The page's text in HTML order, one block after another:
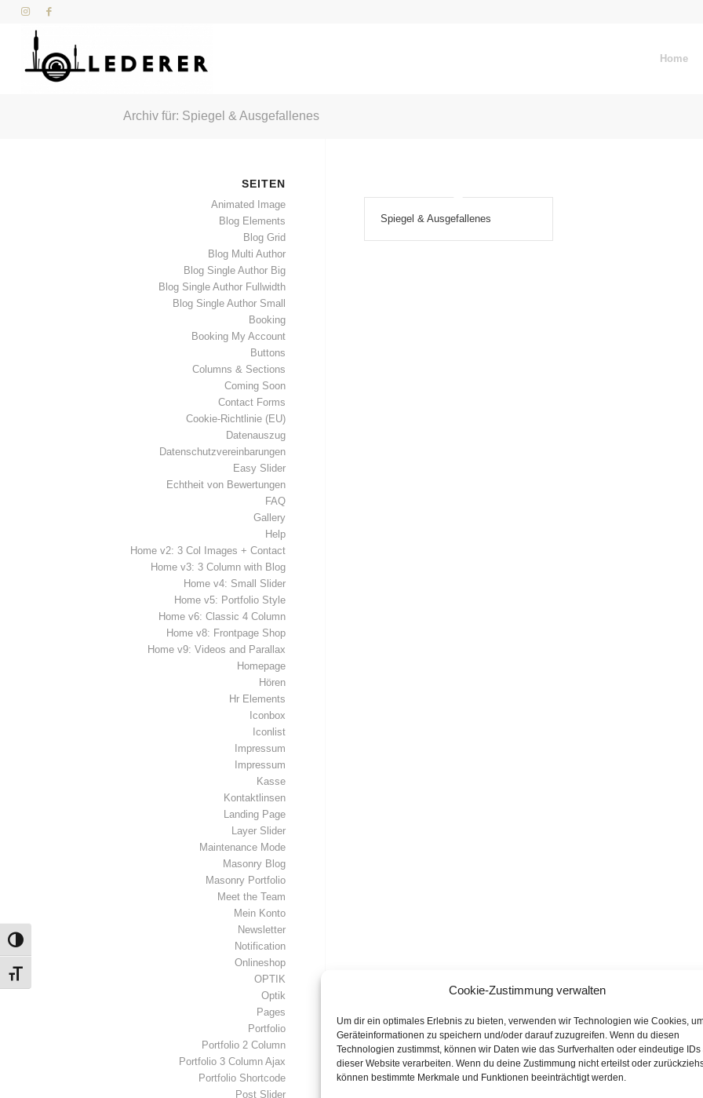
Cookie-Zustimmung verwalten
Um dir ein optimales Erlebnis zu bieten, verwenden wir Technologien wie Cookies,
Geräteinformationen zu speichern und/oder darauf zuzugreifen. Wenn du diesen
Technologien zustimmst, können wir Daten wie das Surfverhalten oder eindeutige IDs
dieser Website verarbeiten. Wenn du deine Zustimmung nicht erteilst oder
können bestimmte Merkmale und Funktionen beeinträchtigt werden.
Umschalten auf hohe Kontraste
Schrift vergrößern
Home
Archiv für: Spiegel & Ausgefallenes
Spiegel & Ausgefallenes
SEITEN
Animated Image
Blog Elements
Blog Grid
Blog Multi Author
Blog Single Author Big
Blog Single Author Fullwidth
Blog Single Author Small
Booking
Booking My Account
Buttons
Columns & Sections
Coming Soon
Contact Forms
Cookie-Richtlinie (EU)
Datenauszug
Datenschutzvereinbarungen
Easy Slider
Echtheit von Bewertungen
FAQ
Gallery
Help
Home v2: 3 Col Images + Contact
Home v3: 3 Column with Blog
Home v4: Small Slider
Home v5: Portfolio Style
Home v6: Classic 4 Column
Home v8: Frontpage Shop
Home v9: Videos and Parallax
Homepage
Hören
Hr Elements
Iconbox
Iconlist
Impressum
Impressum
Kasse
Kontaktlinsen
Landing Page
Layer Slider
Maintenance Mode
Masonry Blog
Masonry Portfolio
Meet the Team
Mein Konto
Newsletter
Notification
Onlineshop
OPTIK
Optik
Pages
Portfolio
Portfolio 2 Column
Portfolio 3 Column Ajax
Portfolio Shortcode
Post Slider